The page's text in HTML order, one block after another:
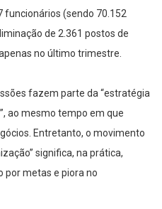
funcionários (sendo 70.152
de 2.361 postos de
no último trimestre.
fazem parte da “estratégia
ao mesmo tempo em que
Entretanto, o movimento
significa, na prática,
por metas e piora no